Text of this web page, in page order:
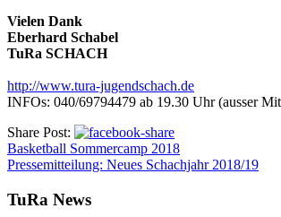
Vielen Dank
Eberhard Schabel
TuRa SCHACH
http://www.tura-jugendschach.de
INFOs: 040/69794479 ab 19.30 Uhr (ausser
Share Post:
Basketball Sommercamp 2018
Pressemitteilung: Neues Schachjahr 2018/19
TuRa News